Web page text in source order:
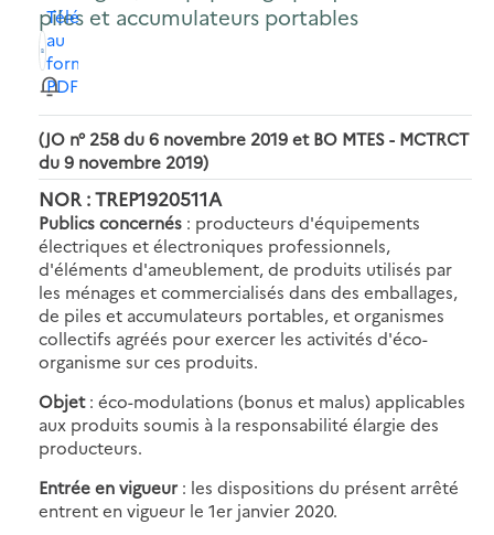
piles et accumulateurs portables
Télécharger
au
format
PDF
(JO n° 258 du 6 novembre 2019 et BO MTES - MCTRCT
du 9 novembre 2019)
NOR : TREP1920511A
Publics concernés : producteurs d'équipements
électriques et électroniques professionnels,
d'éléments d'ameublement, de produits utilisés par
les ménages et commercialisés dans des emballages,
de piles et accumulateurs portables, et organismes
collectifs agréés pour exercer les activités d'éco-
organisme sur ces produits.
Objet: éco-modulations (bonus et malus) applicables
aux produits soumis à la responsabilité élargie des
producteurs.
Entrée en vigueur : les dispositions du présent arrêté
entrent en vigueur le 1er janvier 2020.